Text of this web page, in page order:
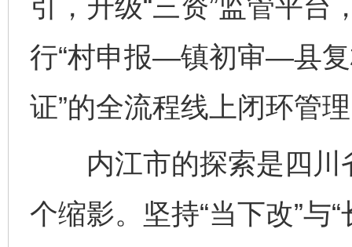
引，升级“三资”监管平
行“村申报—镇初审—县
证”的全流程线上闭环管
内江市的探索是四川
个缩影。坚持“当下改”与